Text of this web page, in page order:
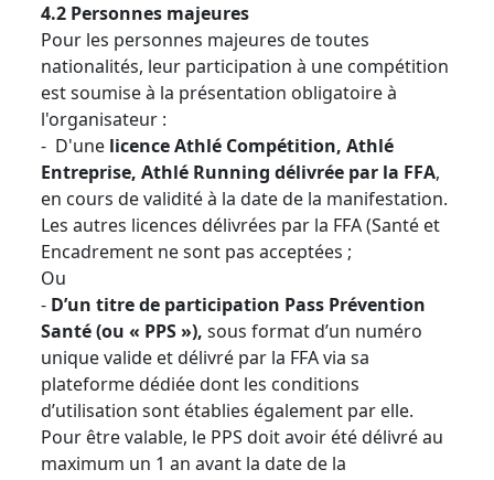
4.2 Personnes majeures
Pour les personnes majeures de toutes
nationalités, leur participation à une compétition
est soumise à la présentation obligatoire à
l'organisateur :
- D'une licence Athlé Compétition, Athlé
Entreprise, Athlé Running délivrée par la FFA,
en cours de validité à la date de la manifestation.
Les autres licences délivrées par la FFA (Santé et
Encadrement ne sont pas acceptées ;
Ou
- D’un titre de participation Pass Prévention
Santé (ou « PPS »), sous format d’un numéro
unique valide et délivré par la FFA via sa
plateforme dédiée dont les conditions
d’utilisation sont établies également par elle.
Pour être valable, le PPS doit avoir été délivré au
maximum un 1 an avant la date de la